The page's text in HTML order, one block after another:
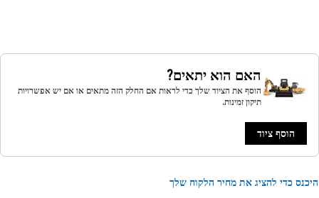
האם הוא יתאים?
הוסף את הציוד שלך כדי לראות אם החלק הזה מתאים או אם יש אפשרויות
תיקון זמינות.
הוסף ציוד
כדי להציג את מחיר הלקוח שלך